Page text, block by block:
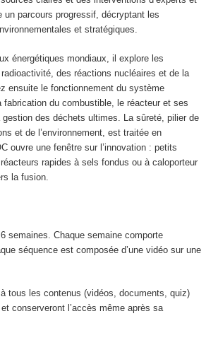
un parcours progressif, décryptant les
et stratégiques.
énergétiques mondiaux, il explore les
des réactions nucléaires et de la
ensuite le fonctionnement du système
fabrication du combustible, le réacteur et ses
des déchets ultimes. La sûreté, pilier de
et de l’environnement, est traitée en
ouvre une fenêtre sur l’innovation : petits
rapides à sels fondus ou à caloporteur
la fusion.
semaines. Chaque semaine comporte
séquence est composée d’une vidéo sur une
tous les contenus (vidéos, documents, quiz)
conserveront l’accès même après sa